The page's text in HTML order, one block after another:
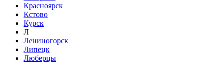
Красноярск
Кстово
Курск
Л
Лениногорск
Липецк
Люберцы